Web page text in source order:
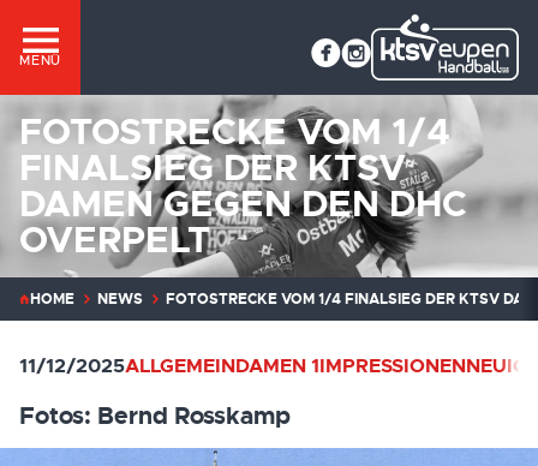
MENÜ
FOTOSTRECKE VOM 1/4
FINALSIEG DER KTSV
DAMEN GEGEN DEN DHC
OVERPELT
HOME NEWS FOTOSTRECKE VOM 1/4 FINALSIEG DER KTSV
11/12/2025ALLGEMEINDAMEN 1IMPRESSIONEN
Fotos: Bernd Rosskamp